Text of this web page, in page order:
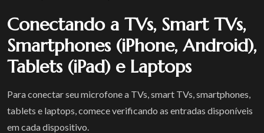
Conectando a TVs, Smart TVs,
Smartphones (iPhone, Android),
Tablets (iPad) e Laptops
Para conectar seu microfone a TVs, smart TVs, smartphones,
tablets e laptops, comece verificando as entradas disponíveis
em cada dispositivo.